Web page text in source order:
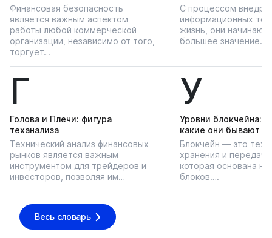
Финансовая безопасность
является важным аспектом
работы любой коммерческой
организации, независимо от того,
торгует…
С процессом
информационных
жизнь, они начинают
большее значение…
Г
Голова и Плечи: фигура
теханализа
Технический анализ финансовых
рынков является важным
инструментом для трейдеров и
инвесторов, позволяя им…
У
Уровни блокчейна:
какие они бывают
Блокчейн — это
хранения и
которая основана
блоков….
Весь словарь